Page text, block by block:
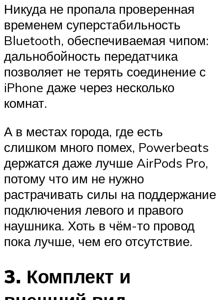
Никуда не пропала проверенная
временем суперстабильность
Bluetooth, обеспечиваемая чипом:
дальнобойность передатчика
позволяет не терять соединение с
iPhone даже через несколько
комнат.
А в местах города, где есть
слишком много помех, Powerbeats
держатся даже лучше AirPods Pro,
потому что им не нужно
растрачивать силы на поддержание
подключения левого и правого
наушника. Хоть в чём-то провод
пока лучше, чем его отсутствие.
3. Комплект и